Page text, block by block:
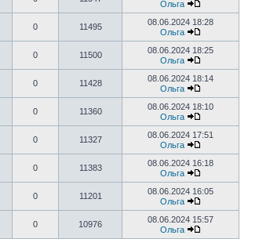
Ольга
0 11495
08.06.2024 18:28
Ольга
0 11500
08.06.2024 18:25
Ольга
0 11428
08.06.2024 18:14
Ольга
0 11360
08.06.2024 18:10
Ольга
0 11327
08.06.2024 17:51
Ольга
0 11383
08.06.2024 16:18
Ольга
0 11201
08.06.2024 16:05
Ольга
0 10976
08.06.2024 15:57
Ольга